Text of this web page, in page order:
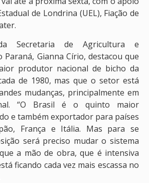
de Londrina (UEL), Fiação de
Secretaria de Agricultura e
Paraná, Gianna Círio, destacou que
produtor nacional de bicho da
de 1980, mas que o setor está
mudanças, principalmente em
“O Brasil é o quinto maior
e também exportador para países
França e Itália. Mas para se
será preciso mudar o sistema
a mão de obra, que é intensiva
ficando cada vez mais escassa no